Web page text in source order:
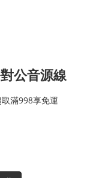
公音源線
滿998享免運